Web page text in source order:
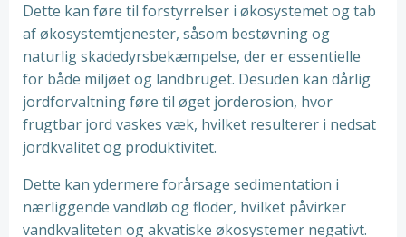
Dette kan føre til forstyrrelser i økosystemet og tab
af økosystemtjenester, såsom bestøvning og
naturlig skadedyrsbekæmpelse, der er essentielle
for både miljøet og landbruget. Desuden kan dårlig
jordforvaltning føre til øget jorderosion, hvor
frugtbar jord vaskes væk, hvilket resulterer i nedsat
jordkvalitet og produktivitet.
Dette kan ydermere forårsage sedimentation i
nærliggende vandløb og floder, hvilket påvirker
vandkvaliteten og akvatiske økosystemer negativt.